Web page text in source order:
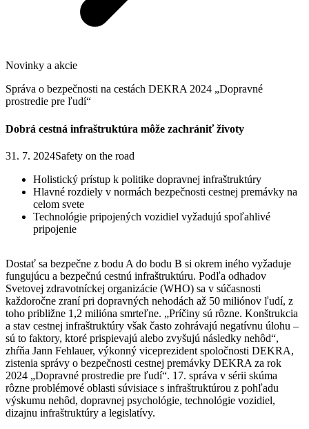
Novinky a akcie
Správa o bezpečnosti na cestách DEKRA 2024 „Dopravné
prostredie pre ľudí“
Dobrá cestná infraštruktúra môže zachrániť životy
31. 7. 2024Safety on the road
Holistický prístup k politike dopravnej infraštruktúry
Hlavné rozdiely v normách bezpečnosti cestnej premávky na
celom svete
Technológie pripojených vozidiel vyžadujú spoľahlivé
pripojenie
Dostať sa bezpečne z bodu A do bodu B si okrem iného vyžaduje
fungujúcu a bezpečnú cestnú infraštruktúru. Podľa odhadov
Svetovej zdravotníckej organizácie (WHO) sa v súčasnosti
každoročne zraní pri dopravných nehodách až 50 miliónov ľudí, z
toho približne 1,2 milióna smrteľne. „Príčiny sú rôzne. Konštrukcia
a stav cestnej infraštruktúry však často zohrávajú negatívnu úlohu –
sú to faktory, ktoré prispievajú alebo zvyšujú následky nehôd“,
zhŕňa Jann Fehlauer, výkonný viceprezident spoločnosti DEKRA,
zistenia správy o bezpečnosti cestnej premávky DEKRA za rok
2024 „Dopravné prostredie pre ľudí“. 17. správa v sérii skúma
rôzne problémové oblasti súvisiace s infraštruktúrou z pohľadu
výskumu nehôd, dopravnej psychológie, technológie vozidiel,
dizajnu infraštruktúry a legislatívy.